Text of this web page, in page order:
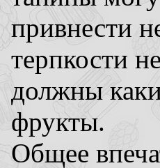
привнести
терпкости
должны
фрукты.
Общее